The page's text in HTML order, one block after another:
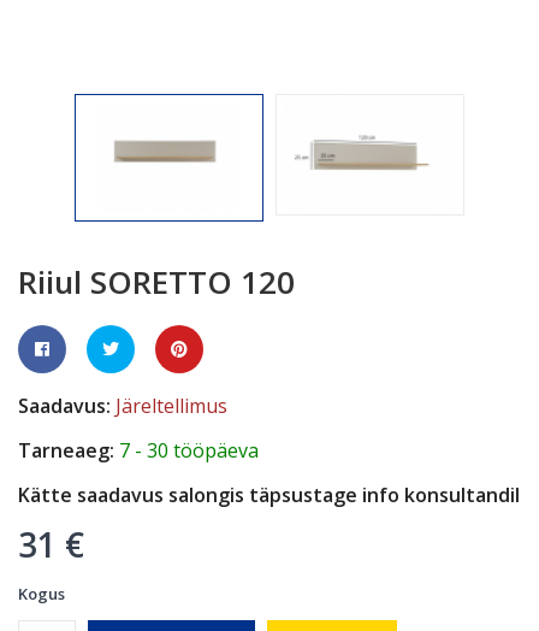
Riiul SORETTO 120
Saadavus: Järeltellimus
Tarneaeg: 7 - 30 tööpäeva
Kätte saadavus salongis täpsustage info konsultandil
31 €
Kogus